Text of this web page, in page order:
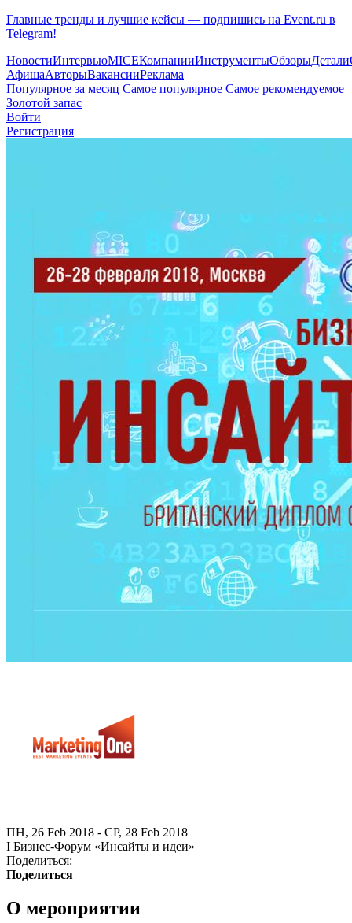
Главные тренды и лучшие кейсы — подпишись на Event.ru в
Telegram!
НовостиИнтервьюMICEКомпанииИнструментыОбзорыДетали
АфишаАвторыВакансииРеклама
Популярное за месяц Самое популярное Самое рекомендуемое
Золотой запас
Войти
Регистрация
ПН, 26 Feb 2018 - СР, 28 Feb 2018
I Бизнес-Форум «Инсайты и идеи»
Поделиться:
Поделиться
О мероприятии